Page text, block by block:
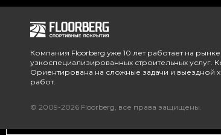
Компания Floorberg уже 10 лет работает на рынке
узкоспециализированных строительных услуг.
Ориентирована на сложные задачи и выездной
работ.
© 2009-2026 Floorberg, все права защищены.